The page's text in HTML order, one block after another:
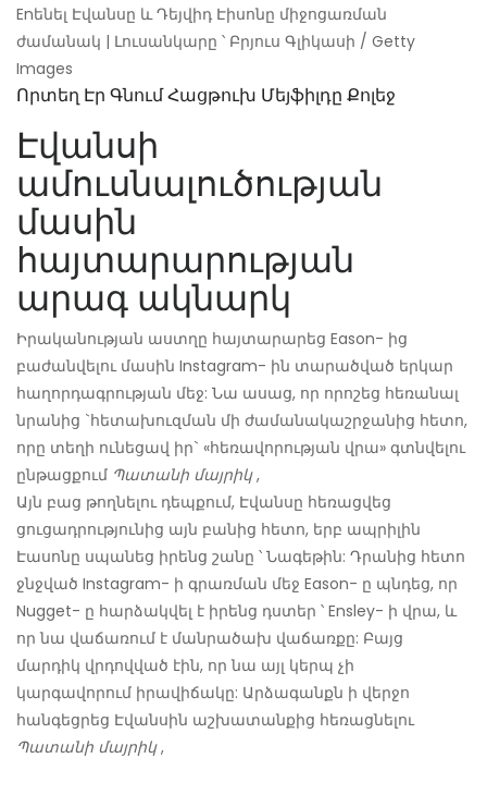
Enենել Էվանսը և Դեյվիդ Էիսոնը միջոցառման
ժամանակ | Լուսանկարը ՝ Բրյուս Գլիկասի / Getty
Images
Որտեղ Էր Գնում Հացթուխ Մեյֆիլդը Քոլեջ
Էվանսի
ամուսնալուծության
մասին
հայտարարության
արագ ակնարկ
Իրականության աստղը հայտարարեց Eason- ից
բաժանվելու մասին Instagram- ին տարածված երկար
հաղորդագրության մեջ: Նա ասաց, որ որոշեց հեռանալ
նրանից `հետախուզման մի ժամանակաշրջանից հետո,
որը տեղի ունեցավ իր` «հեռավորության վրա» գտնվելու
ընթացքում Պատանի մայրիկ,
Այն բաց թողնելու դեպքում, Էվանսը հեռացվեց
ցուցադրությունից այն բանից հետո, երբ ապրիլին
Էասոնը սպանեց իրենց շանը ՝ Նագեթին: Դրանից հետո
ջնջված Instagram- ի գրառման մեջ Eason- ը պնդեց, որ
Nugget- ը հարձակվել է իրենց դստեր ՝ Ensley- ի վրա, և
որ նա վաճառում է մանրածախ վաճառքը: Բայց
մարդիկ վրդովված էին, որ նա այլ կերպ չի
կարգավորում իրավիճակը: Արձագանքն ի վերջո
հանգեցրեց Էվանսին աշխատանքից հեռացնելու
Պատանի մայրիկ,